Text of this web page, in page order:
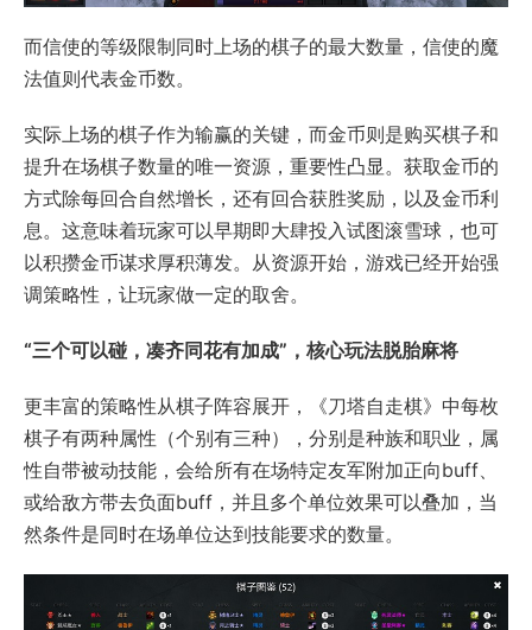
而信使的等级限制同时上场的棋子的最大数量，信使的魔
法值则代表金币数。
实际上场的棋子作为输赢的关键，而金币则是购买棋子和
提升在场棋子数量的唯一资源，重要性凸显。获取金币的
方式除每回合自然增长，还有回合获胜奖励，以及金币利
息。这意味着玩家可以早期即大肆投入试图滚雪球，也可
以积攒金币谋求厚积薄发。从资源开始，游戏已经开始强
调策略性，让玩家做一定的取舍。
“三个可以碰，凑齐同花有加成”，核心玩法脱胎麻将
更丰富的策略性从棋子阵容展开，《刀塔自走棋》中每枚
棋子有两种属性（个别有三种），分别是种族和职业，属
性自带被动技能，会给所有在场特定友军附加正向buff、
或给敌方带去负面buff，并且多个单位效果可以叠加，当
然条件是同时在场单位达到技能要求的数量。